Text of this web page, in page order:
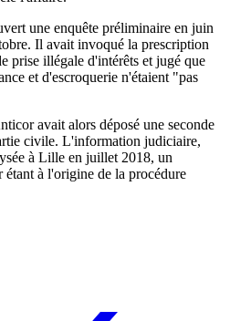
une enquête préliminaire en juin
Il avait invoqué la prescription
prise illégale d'intérêts et jugé que
et d'escroquerie n'étaient "pas
avait alors déposé une seconde
civile. L'information judiciaire,
à Lille en juillet 2018, un
à l'origine de la procédure